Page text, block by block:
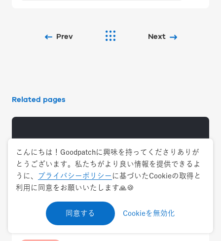
Prev Next
Related pages
こんにちは！Goodpatchに興味を持ってくださりありが
とうございます。私たちがより良い情報を提供できるよ
うに、
プライバシーポリシー に基づいたCookieの取得と
利用に同意をお願いいたします🙏🍪
同意する Cookieを無効化